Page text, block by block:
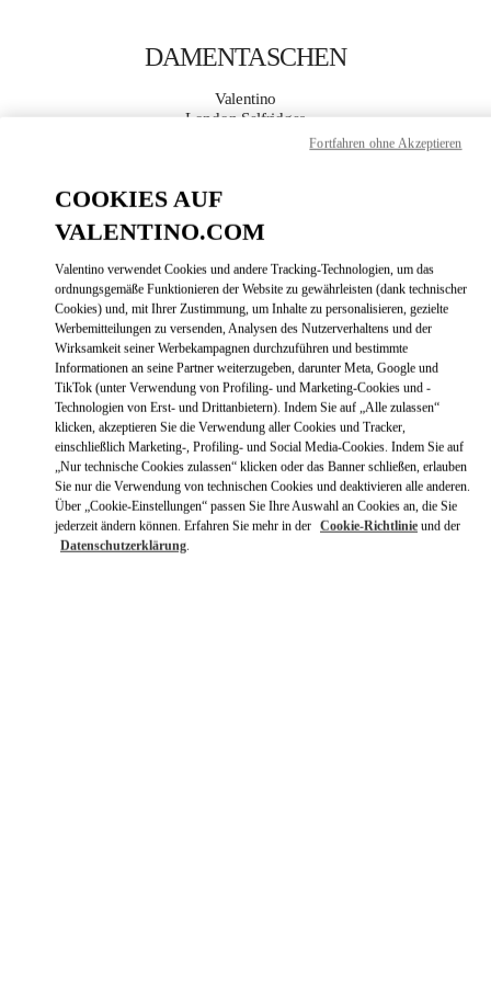
DAMENTASCHEN
Valentino
London Selfridges
MEHR DETAILS
ZUR WEGBESCHREIBUNGLINK
Link Opens in New Tab
COOKIES AUF
VALENTINO.COM
Valentino verwendet Cookies und andere Tracking-Technologien, um das
ordnungsgemäße Funktionieren der Website zu gewährleisten (dank technischer
Cookies) und, mit Ihrer Zustimmung, um Inhalte zu personalisieren, gezielte
Werbemitteilungen zu versenden, Analysen des Nutzerverhaltens und der
Wirksamkeit seiner Werbekampagnen durchzuführen und bestimmte
Informationen an seine Partner weiterzugeben, darunter Meta, Google und
TikTok (unter Verwendung von Profiling- und Marketing-Cookies und -
Technologien von Erst- und Drittanbietern). Indem Sie auf „Alle zulassen“
klicken, akzeptieren Sie die Verwendung aller Cookies und Tracker,
einschließlich Marketing-, Profiling- und Social Media-Cookies. Indem Sie auf
„Nur technische Cookies zulassen“ klicken oder das Banner schließen, erlauben
Sie nur die Verwendung von technischen Cookies und deaktivieren alle anderen.
Über „Cookie-Einstellungen“ passen Sie Ihre Auswahl an Cookies an, die Sie
jederzeit ändern können. Erfahren Sie mehr in der Cookie-Richtlinie und der
Datenschutzerklärung.
Fortfahren ohne Akzeptieren